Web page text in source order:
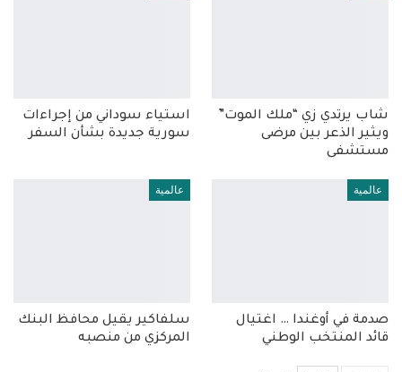
شاب يرتدي زي “ملك الموت”
ويثير الذعر بين مرضى
مستشفى
استياء سوداني من إجراءات
سورية جديدة بشأن السفر
عالمية
صدمة في أوغندا … اغتيال
قائد المنتخب الوطني
عالمية
سلفاكير يقيل محافظ البنك
المركزي من منصبه